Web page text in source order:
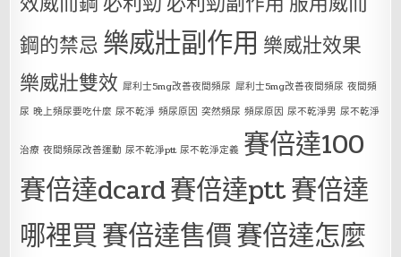
鋼的禁忌 樂威壯副作用 樂威壯效果
樂威壯雙效 犀利士5mg改善夜間頻尿 犀利士5mg改善夜間頻尿 夜間頻
尿 晚上頻尿要吃什麼 尿不乾淨 頻尿原因 突然頻尿 頻尿原因 尿不乾淨男 尿不乾淨
治療 夜間頻尿改善運動 尿不乾淨ptt 尿不乾淨定義 賽倍達100
賽倍達dcard賽倍達ptt賽倍達
哪裡買賽倍達售價賽倍達怎麼